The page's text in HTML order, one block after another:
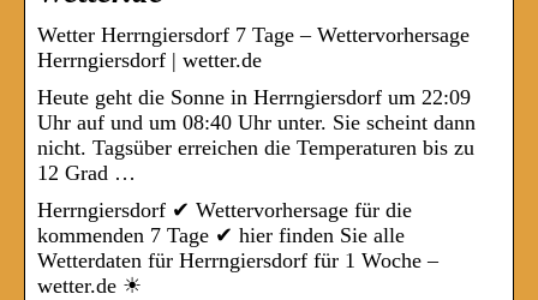
Wetter Herrngiersdorf 7 Tage – Wettervorhersage
Herrngiersdorf | wetter.de
Heute geht die Sonne in Herrngiersdorf um 22:09
Uhr auf und um 08:40 Uhr unter. Sie scheint dann
nicht. Tagsüber erreichen die Temperaturen bis zu
12 Grad …
Herrngiersdorf ✔ Wettervorhersage für die
kommenden 7 Tage ✔ hier finden Sie alle
Wetterdaten für Herrngiersdorf für 1 Woche –
wetter.de ☀